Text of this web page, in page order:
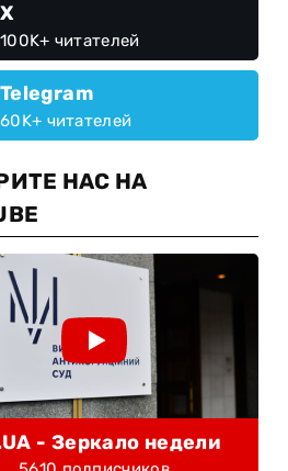
X
100K+ читателей
Telegram
60K+ читателей
НАС НА
- Зеркало недели